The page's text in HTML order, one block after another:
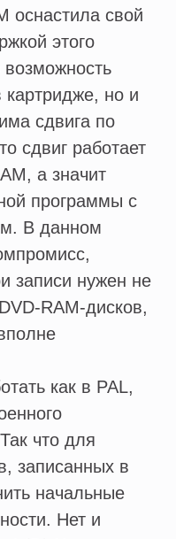
оснастила свой
этого
картридже, но и
сдвига по
сдвиг работает
а значит
программы с
В данном
записи нужен не
RAM-дисков,
как в PAL,
что для
записанных в
начальные
Нет и